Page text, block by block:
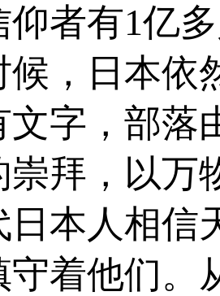
者有1亿
候，日本依
文字，部落
崇拜，以万
日本人相信
守着他们